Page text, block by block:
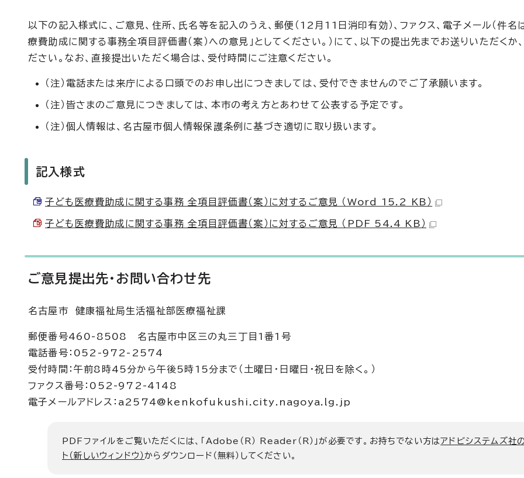
以下の記入様式に、ご意見、住所、氏名等を記入のうえ、郵便（12月11日消印有効）、ファクス、電子メール（件名
療費助成に関する事務全項目評価書（案）への意見」としてください。）にて、以下の提出先までお送りいただくか
ださい。なお、直接提出いただく場合は、受付時間にご注意ください。
（注）電話または来庁による口頭でのお申し出につきましては、受付できませんのでご了承願います。
（注）皆さまのご意見につきましては、本市の考え方とあわせて公表する予定です。
（注）個人情報は、名古屋市個人情報保護条例に基づき適切に取り扱います。
記入様式
子ども医療費助成に関する事務 全項目評価書（案）に対するご意見 （Word 15.2 KB）
子ども医療費助成に関する事務 全項目評価書（案）に対するご意見 （PDF 54.4 KB）
ご意見提出先・お問い合わせ先
名古屋市 健康福祉局生活福祉部医療福祉課
郵便番号460-8508 名古屋市中区三の丸三丁目1番1号
電話番号：052-972-2574
受付時間：午前8時45分から午後5時15分まで（土曜日・日曜日・祝日を除く。）
ファクス番号：052-972-4148
電子メールアドレス：a2574@kenkofukushi.city.nagoya.lg.jp
PDFファイルをご覧いただくには、「Adobe（R） Reader（R）」が必要です。お持ちでない方はアドビシステムズ社
ト（新しいウィンドウ）からダウンロード（無料）してください。